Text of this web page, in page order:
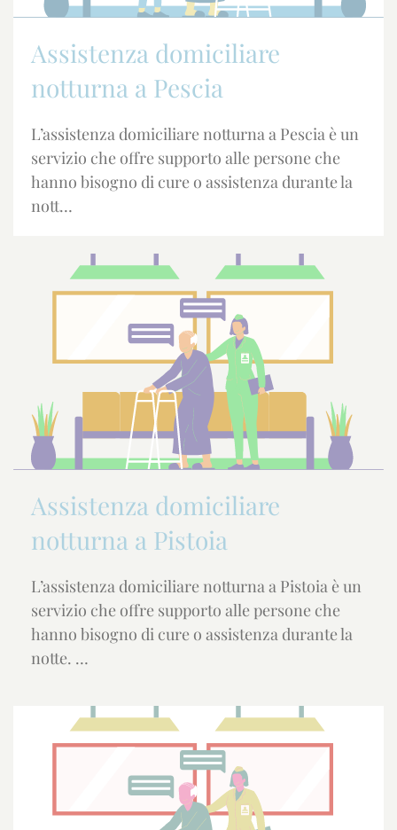
Assistenza domiciliare
notturna a Pescia
L’assistenza domiciliare notturna a Pescia è un
servizio che offre supporto alle persone che
hanno bisogno di cure o assistenza durante la
nott…
Assistenza domiciliare
notturna a Pistoia
L’assistenza domiciliare notturna a Pistoia è un
servizio che offre supporto alle persone che
hanno bisogno di cure o assistenza durante la
notte. …